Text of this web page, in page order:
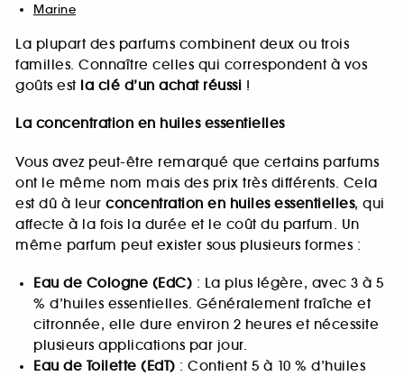
Marine
La plupart des parfums combinent deux ou trois
familles. Connaître celles qui correspondent à vos
goûts est la clé d’un achat réussi !
La concentration en huiles essentielles
Vous avez peut-être remarqué que certains parfums
ont le même nom mais des prix très différents. Cela
est dû à leur concentration en huiles essentielles, qui
affecte à la fois la durée et le coût du parfum. Un
même parfum peut exister sous plusieurs formes :
Eau de Cologne (EdC) : La plus légère, avec 3 à 5
% d’huiles essentielles. Généralement fraîche et
citronnée, elle dure environ 2 heures et nécessite
plusieurs applications par jour.
Eau de Toilette (EdT) : Contient 5 à 10 % d’huiles